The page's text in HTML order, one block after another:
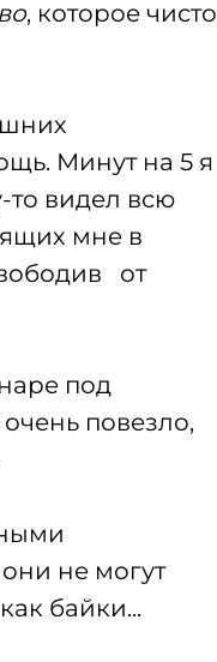
, которое чисто
Минут на 5 я
то видел всю
мне в
от
под
повезло,
не могут
байки...